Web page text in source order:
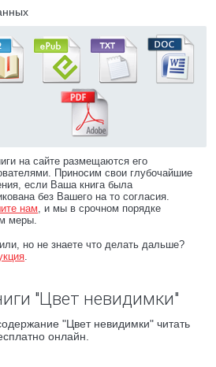
на сайте размещаются его
Приносим свои глубочайшие
если Ваша книга была
без Вашего на то согласия.
нам, и мы в срочном порядке
меры.
но не знаете что делать дальше?
.
"Цвет невидимки"
"Цвет невидимки" читать
онлайн.